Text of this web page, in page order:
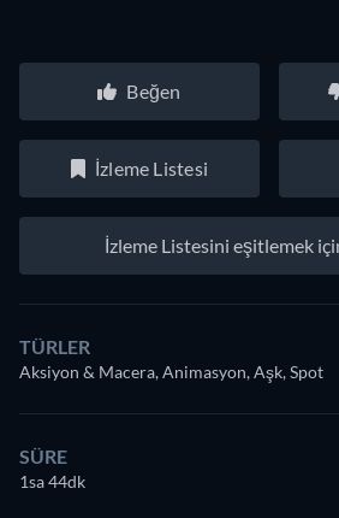
Beğen
İzleme Listesi
İzleme Listesini eşitlemek
TÜRLER
Aksiyon & Macera, Animasyon, Aşk, Spot
SÜRE
1sa 44dk